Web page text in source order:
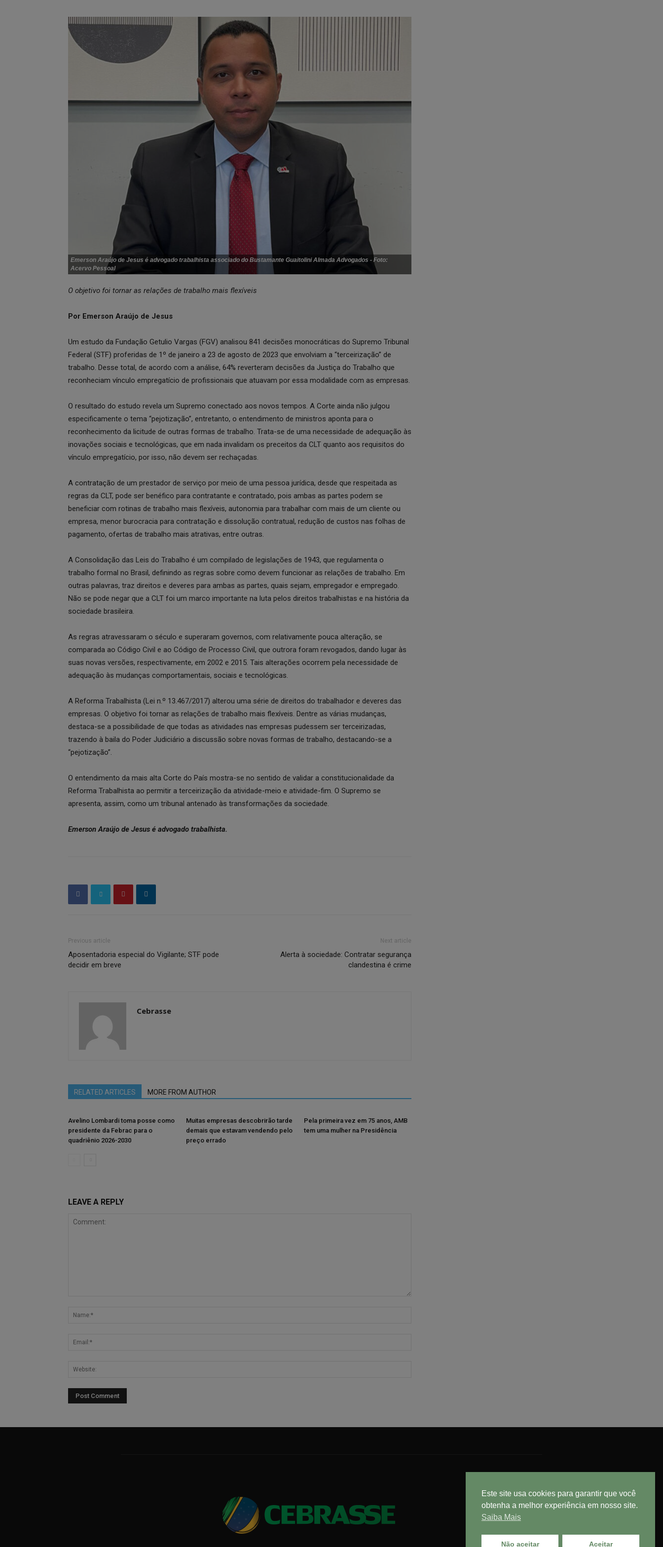
Emerson Araújo de Jesus é advogado trabalhista associado do Bustamante Guaitolini Almada Advogados - Foto:
Acervo Pessoal
O objetivo foi tornar as relações de trabalho mais flexíveis
Por Emerson Araújo de Jesus
Um estudo da Fundação Getulio Vargas (FGV) analisou 841 decisões monocráticas do Supremo Tribunal
Federal (STF) proferidas de 1º de janeiro a 23 de agosto de 2023 que envolviam a “terceirização” de
trabalho. Desse total, de acordo com a análise, 64% reverteram decisões da Justiça do Trabalho que
reconheciam vínculo empregatício de profissionais que atuavam por essa modalidade com as empresas.
O resultado do estudo revela um Supremo conectado aos novos tempos. A Corte ainda não julgou
especificamente o tema “pejotização”, entretanto, o entendimento de ministros aponta para o
reconhecimento da licitude de outras formas de trabalho. Trata-se de uma necessidade de adequação às
inovações sociais e tecnológicas, que em nada invalidam os preceitos da CLT quanto aos requisitos do
vínculo empregatício, por isso, não devem ser rechaçadas.
A contratação de um prestador de serviço por meio de uma pessoa jurídica, desde que respeitada as
regras da CLT, pode ser benéfico para contratante e contratado, pois ambas as partes podem se
beneficiar com rotinas de trabalho mais flexíveis, autonomia para trabalhar com mais de um cliente ou
empresa, menor burocracia para contratação e dissolução contratual, redução de custos nas folhas de
pagamento, ofertas de trabalho mais atrativas, entre outras.
A Consolidação das Leis do Trabalho é um compilado de legislações de 1943, que regulamenta o
trabalho formal no Brasil, definindo as regras sobre como devem funcionar as relações de trabalho. Em
outras palavras, traz direitos e deveres para ambas as partes, quais sejam, empregador e empregado.
Não se pode negar que a CLT foi um marco importante na luta pelos direitos trabalhistas e na história da
sociedade brasileira.
As regras atravessaram o século e superaram governos, com relativamente pouca alteração, se
comparada ao Código Civil e ao Código de Processo Civil, que outrora foram revogados, dando lugar às
suas novas versões, respectivamente, em 2002 e 2015. Tais alterações ocorrem pela necessidade de
adequação às mudanças comportamentais, sociais e tecnológicas.
A Reforma Trabalhista (Lei n.º 13.467/2017) alterou uma série de direitos do trabalhador e deveres das
empresas. O objetivo foi tornar as relações de trabalho mais flexíveis. Dentre as várias mudanças,
destaca-se a possibilidade de que todas as atividades nas empresas pudessem ser terceirizadas,
trazendo à baila do Poder Judiciário a discussão sobre novas formas de trabalho, destacando-se a
“pejotização”.
O entendimento da mais alta Corte do País mostra-se no sentido de validar a constitucionalidade da
Reforma Trabalhista ao permitir a terceirização da atividade-meio e atividade-fim. O Supremo se
apresenta, assim, como um tribunal antenado às transformações da sociedade.
Emerson Araújo de Jesus é advogado trabalhista.
Previous article
Aposentadoria especial do Vigilante; STF pode
decidir em breve
Next article
Alerta à sociedade: Contratar segurança
clandestina é crime
Cebrasse
RELATED ARTICLES MORE FROM AUTHOR
Avelino Lombardi toma posse como
presidente da Febrac para o
quadriênio 2026-2030
Muitas empresas descobrirão tarde
demais que estavam vendendo pelo
preço errado
Pela primeira vez em 75 anos, AMB
tem uma mulher na Presidência
LEAVE A REPLY
Este site usa cookies para garantir que você
obtenha a melhor experiência em nosso site.
Saiba Mais
Não aceitar Aceitar